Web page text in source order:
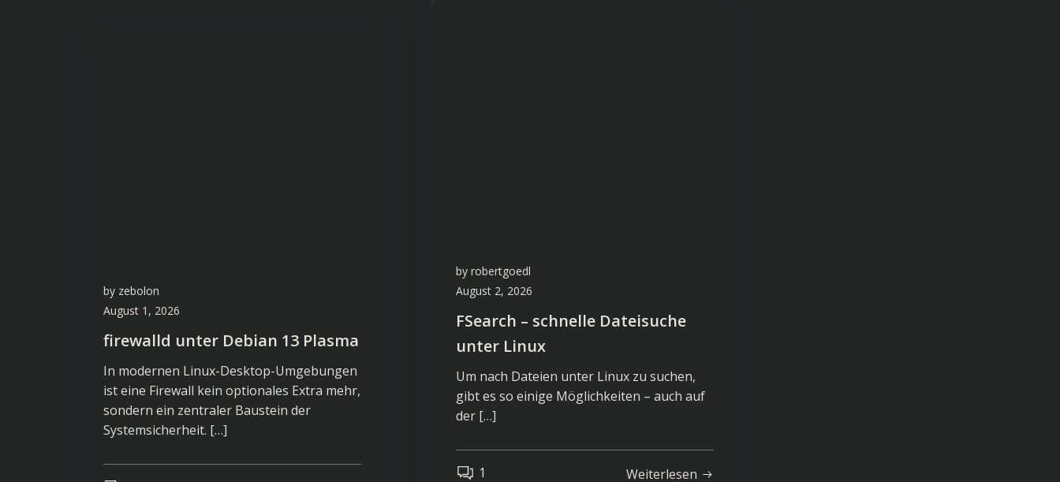
by robertgoedl
August 2, 2026
FSearch – schnelle Dateisuche
unter Linux
Um nach Dateien unter Linux zu suchen,
gibt es so einige Möglichkeiten – auch auf
der […]
1 Weiterlesen
by zebolon
August 1, 2026
firewalld unter Debian 13 Plasma
In modernen Linux-Desktop-Umgebungen
ist eine Firewall kein optionales Extra mehr,
sondern ein zentraler Baustein der
Systemsicherheit. […]